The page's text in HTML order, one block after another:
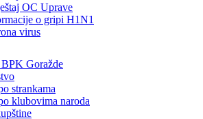
Vlade
prognozna služba Ministarstva privrede
o radu
OC Uprave
o gripi H1N1
virus
Goražde